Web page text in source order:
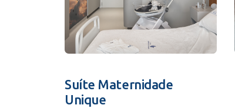
Suíte Maternidade
Unique